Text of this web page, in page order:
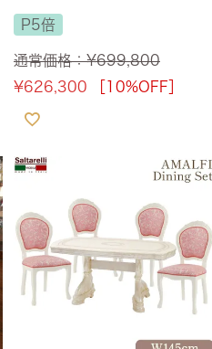
ファブリック アイボリー 幅1
45cm 【送料無料】
P5倍
通常価格：¥699,800
¥626,300 ［10%OFF］